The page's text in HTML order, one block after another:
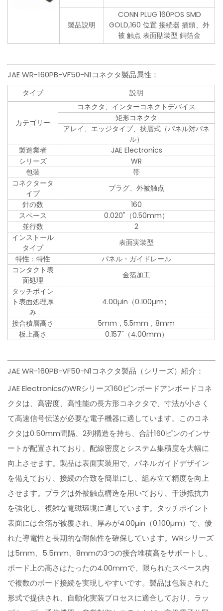
製品説明
CONN PLUG 160POS SMD
GOLD,160 位置 接続器 插頭、外
被 触点 表面貼装型 銅箔金
JAE WR-160PB-VF50-N1コネクタ製品属性：
タイプ 説明
カテゴリー
コネクタ、インターコネクトデバイス
矩形コネクタ
アレイ、エッジタイプ、挟層式（パネル対パネ
ル）
製造業者
JAE Electronics
シリーズ
WR
包装
帯
コネクタータ
イプ
プラグ、外被触点
針の数
160
スペース
0.020"（0.50mm）
並行数
2
インストール
タイプ
表面実装型
特性：特性
パネル・ガイドレール
コンタクト表
面処理
金箔加工
タッチポイン
ト表面処理厚
み
4.00µin（0.100µm）
接合積層高さ
5mm，5.5mm，8mm
板上高さ
0.157"（4.00mm）
JAE WR-160PB-VF50-N1コネクタ製品（シリーズ）紹介：
JAE ElectronicsのWRシリーズ160ピンボードアンボードコネ
クタは、高密度、高性能の長方形コネクタで、寸法が小さく
て高速信号伝送が必要な電子機器に適しています。このコネ
クタは0.50mm間隔、2列構造を持ち、合計160ピンのインサ
ートが配置されており、配線密度とシステム集積度を大幅に
向上させます。製品は表面実装用で、パネルガイドデザイン
を備えており、接続の合致を簡単にし、組み立て精度を向上
させます。プラグは外被触点構造を用いており、干渉抵抗力
を強化し、複雑な電磁環境に適しています。タッチポイント
表面には金箔が被覆され、厚みが4.00µin（0.100µm）で、優
れた導電性と長期的な耐蝕性を確保しています。WRシリーズ
は5mm、5.5mm、8mmの3つの接合堆積高をサポートし、
ボード上の高さはたったの4.00mmで、限られたスペース内
で複数のボード接続を実現しやすいです。製品は包装された
形式で提供され、自動化実装プロセスに適合しており、ラッ